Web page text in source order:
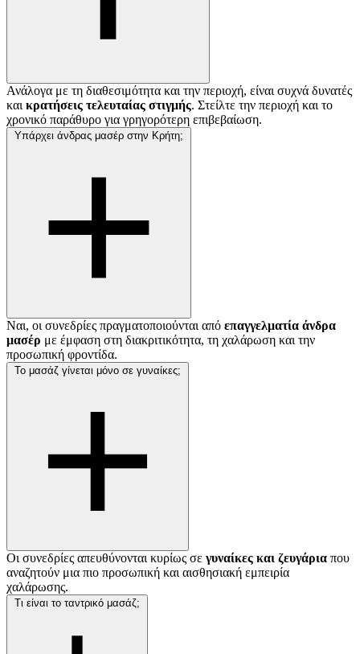
Ανάλογα με τη διαθεσιμότητα και την περιοχή, είναι συχνά δυνατές
και κρατήσεις τελευταίας στιγμής. Στείλτε την περιοχή και το
χρονικό παράθυρο για γρηγορότερη επιβεβαίωση.
Υπάρχει άνδρας μασέρ στην Κρήτη;
Ναι, οι συνεδρίες πραγματοποιούνται από επαγγελματία άνδρα
μασέρ με έμφαση στη διακριτικότητα, τη χαλάρωση και την
προσωπική φροντίδα.
Το μασάζ γίνεται μόνο σε γυναίκες;
Οι συνεδρίες απευθύνονται κυρίως σε γυναίκες και ζευγάρια που
αναζητούν μια πιο προσωπική και αισθησιακή εμπειρία
χαλάρωσης.
Τι είναι το ταντρικό μασάζ;